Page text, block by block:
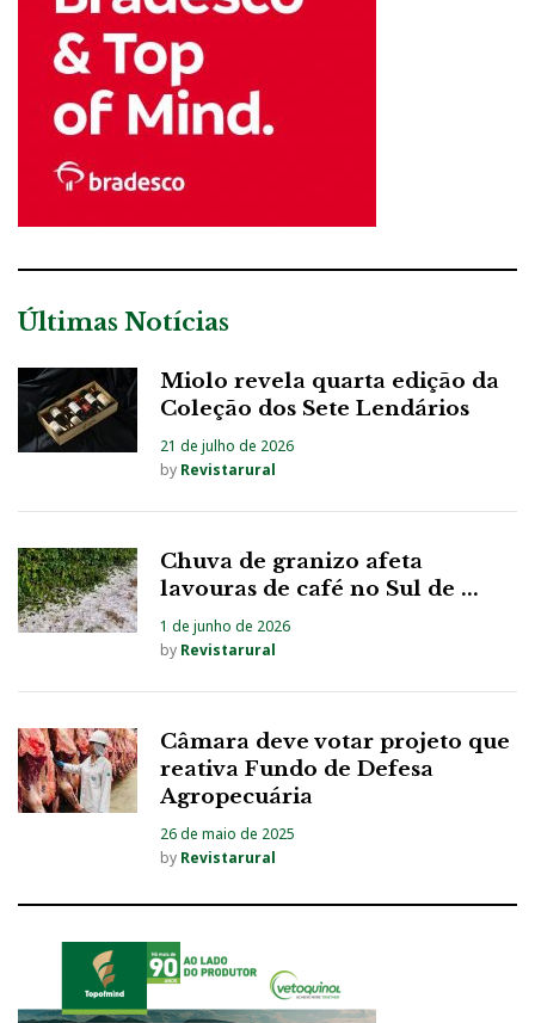
Últimas Notícias
Miolo revela quarta edição da
Coleção dos Sete Lendários
21 de julho de 2026
by Revistarural
Chuva de granizo afeta
lavouras de café no Sul de ...
1 de junho de 2026
by Revistarural
Câmara deve votar projeto que
reativa Fundo de Defesa
Agropecuária
26 de maio de 2025
by Revistarural